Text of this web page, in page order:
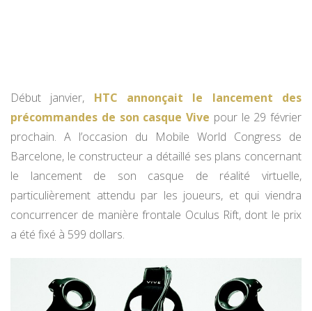
Début janvier, HTC annonçait le lancement des
précommandes de son casque Vive pour le 29 février
prochain. A l’occasion du Mobile World Congress de
Barcelone, le constructeur a détaillé ses plans concernant
le lancement de son casque de réalité virtuelle,
particulièrement attendu par les joueurs, et qui viendra
concurrencer de manière frontale Oculus Rift, dont le prix
a été fixé à 599 dollars.